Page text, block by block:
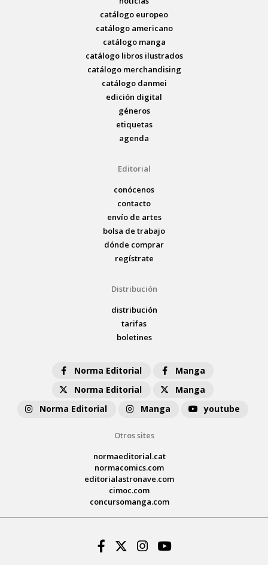
catálogo europeo
catálogo americano
catálogo manga
catálogo libros ilustrados
catálogo merchandising
catálogo danmei
edición digital
géneros
etiquetas
agenda
Editorial
conócenos
contacto
envío de artes
bolsa de trabajo
dónde comprar
regístrate
Distribución
distribución
tarifas
boletines
Norma Editorial
Manga
Norma Editorial
Manga
Norma Editorial
Manga youtube
Otros sites
normaeditorial.cat
normacomics.com
editorialastronave.com
cimoc.com
concursomanga.com
Facebook
Twitter
Instagram
Youtube